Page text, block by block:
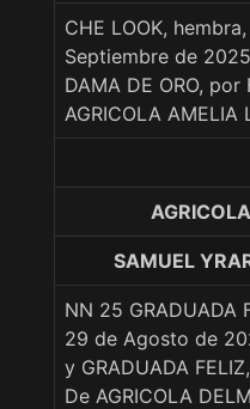
CHE LOOK,
Septiembre de
DAMA DE ORO, por
AGRICOLA AMELIA
SAMUEL
NN 25 GRADUADA
29 de Agosto de
y GRADUADA
De AGRICOLA